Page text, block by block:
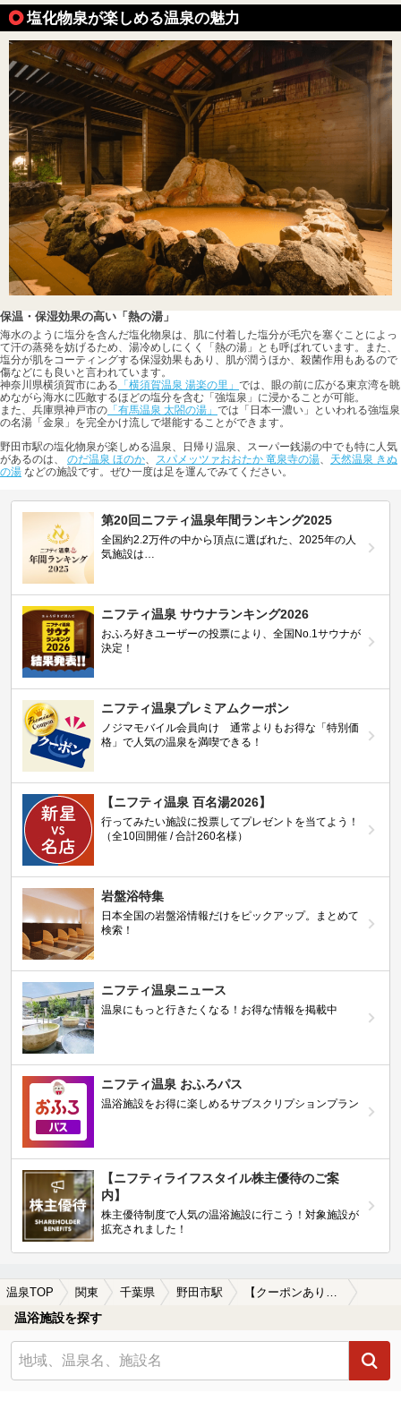
塩化物泉が楽しめる温泉の魅力
保温・保湿効果の高い「熱の湯」
海水のように塩分を含んだ塩化物泉は、肌に付着した塩分が毛穴を塞ぐことによっ
て汗の蒸発を妨げるため、湯冷めしにくく「熱の湯」とも呼ばれています。また、
塩分が肌をコーティングする保湿効果もあり、肌が潤うほか、殺菌作用もあるので
傷などにも良いと言われています。
神奈川県横須賀市にある 「横須賀温泉 湯楽の里」 では、眼の前に広がる東京湾を眺
めながら海水に匹敵するほどの塩分を含む「強塩泉」に浸かることが可能。
また、兵庫県神戸市の 「有馬温泉 太閤の湯」 では「日本一濃い」といわれる強塩泉
の名湯「金泉」を完全かけ流しで堪能することができます。
野田市駅の塩化物泉が楽しめる温泉、日帰り温泉、スーパー銭湯の中でも特に人気
があるのは、 のだ温泉 ほのか、 スパメッツァおおたか 竜泉寺の湯、 天然温泉 きぬ
の湯 などの施設です。ぜひ一度は足を運んでみてください。
第20回ニフティ温泉年間ランキング2025
全国約2.2万件の中から頂点に選ばれた、2025年の人
気施設は…
ニフティ温泉 サウナランキング2026
おふろ好きユーザーの投票により、全国No.1サウナが
決定！
ニフティ温泉プレミアムクーポン
ノジマモバイル会員向け 通常よりもお得な「特別価
格」で人気の温泉を満喫できる！
【ニフティ温泉 百名湯2026】
行ってみたい施設に投票してプレゼントを当てよう！
（全10回開催 / 合計260名様）
岩盤浴特集
日本全国の岩盤浴情報だけをピックアップ。まとめて
検索！
ニフティ温泉ニュース
温泉にもっと行きたくなる！お得な情報を掲載中
ニフティ温泉 おふろパス
温浴施設をお得に楽しめるサブスクリプションプラン
【ニフティライフスタイル株主優待のご案
内】
株主優待制度で人気の温浴施設に行こう！対象施設が
拡充されました！
温泉TOP 関東 千葉県 野田市駅 【クーポンあり】塩化物泉が楽しめる野田市駅近くの温泉、日帰り温泉、スーパー銭湯おすすめ
温浴施設を探す